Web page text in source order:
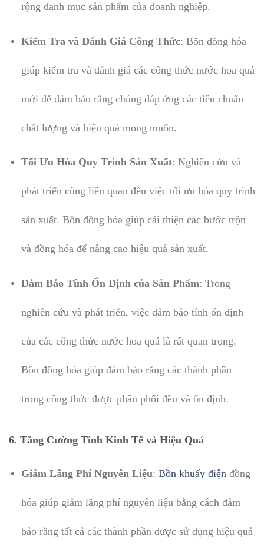
rộng danh mục sản phẩm của doanh nghiệp.
Kiểm Tra và Đánh Giá Công Thức: Bồn đồng hóa
giúp kiểm tra và đánh giá các công thức nước hoa quả
mới để đảm bảo rằng chúng đáp ứng các tiêu chuẩn
chất lượng và hiệu quả mong muốn.
Tối Ưu Hóa Quy Trình Sản Xuất: Nghiên cứu và
phát triển cũng liên quan đến việc tối ưu hóa quy trình
sản xuất. Bồn đồng hóa giúp cải thiện các bước trộn
và đồng hóa để nâng cao hiệu quả sản xuất.
Đảm Bảo Tính Ổn Định của Sản Phẩm: Trong
nghiên cứu và phát triển, việc đảm bảo tính ổn định
của các công thức nước hoa quả là rất quan trọng.
Bồn đồng hóa giúp đảm bảo rằng các thành phần
trong công thức được phân phối đều và ổn định.
6. Tăng Cường Tính Kinh Tế và Hiệu Quả
Giảm Lãng Phí Nguyên Liệu: Bồn khuấy điện đồng
hóa giúp giảm lãng phí nguyên liệu bằng cách đảm
bảo rằng tất cả các thành phần được sử dụng hiệu quả